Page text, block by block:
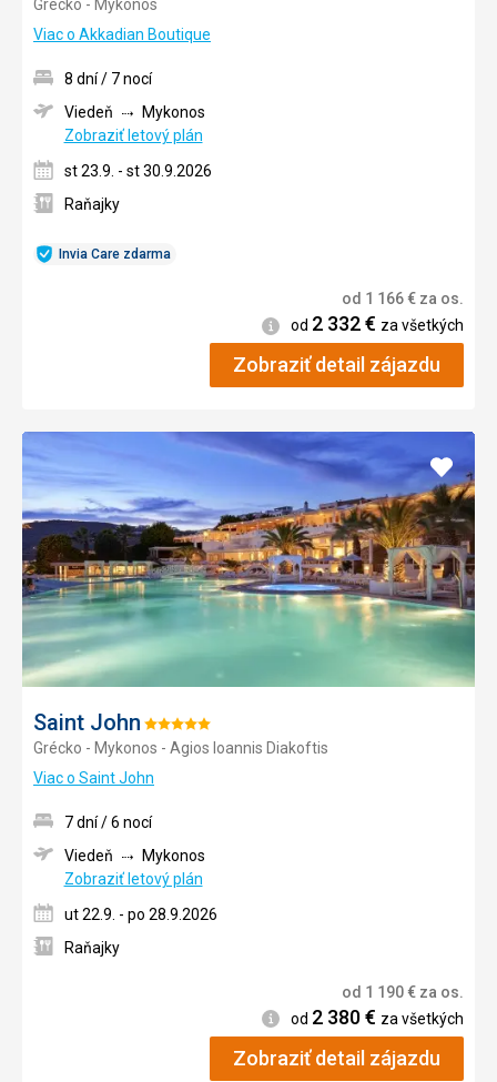
Grécko - Mykonos
Viac o Akkadian Boutique
Invia Care zdarma
8 dní / 7 nocí
Viedeň
Mykonos
Zobraziť letový plán
st 23.9. - st 30.9.2026
Raňajky
od 1 166€ za os.
Informácie
od 2 332€ za všetkých
Zobraziť detail zájazdu
Saint John Hodnotenie:
5/5
Grécko - Mykonos - Agios Ioannis Diakoftis
Viac o Saint John
Pridať
do
7 dní / 6 nocí
Viedeň
Mykonos
Zobraziť letový plán
ut 22.9. - po 28.9.2026
Raňajky
od 1 190€ za os.
Informácie
od 2 380€ za všetkých
Zobraziť detail zájazdu